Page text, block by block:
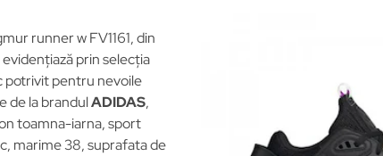
runner w FV1161, din
evidențiază prin selecția
potrivit pentru nevoile
de la brandulADIDAS,
toamna-iarna, sport
marime 38, suprafata de